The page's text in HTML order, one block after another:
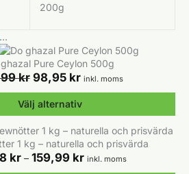
200g
Pure Ceylon 500g
kr Det
priset
var:
104,99 kr.
98,95 krDet
priset
är:
98,95 kr.
inkl. moms
Välj alternativ
Den
här
produkten
1 kg – naturella och prisvärda
kr – 159,99 krPrisintervall:
inkl. moms